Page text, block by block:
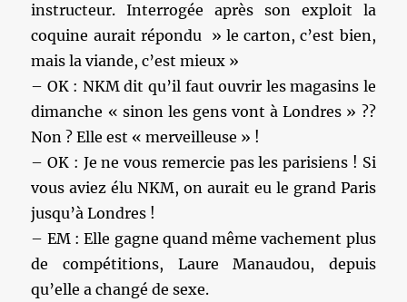
instructeur. Interrogée après son exploit la
coquine aurait répondu » le carton, c’est bien,
mais la viande, c’est mieux »
– OK : NKM dit qu’il faut ouvrir les magasins le
dimanche « sinon les gens vont à Londres » ??
Non ? Elle est « merveilleuse » !
– OK : Je ne vous remercie pas les parisiens ! Si
vous aviez élu NKM, on aurait eu le grand Paris
jusqu’à Londres !
– EM : Elle gagne quand même vachement plus
de compétitions, Laure Manaudou, depuis
qu’elle a changé de sexe.